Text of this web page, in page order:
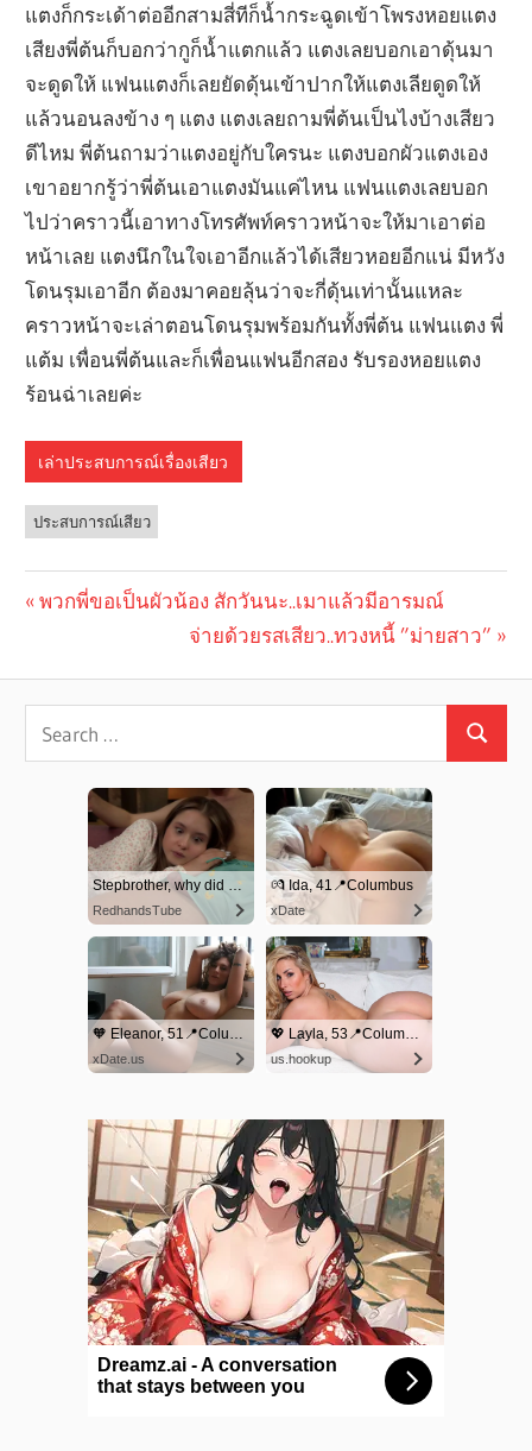
แตงก็กระเด้าต่ออีกสามสี่ทีก็น้ำกระฉูดเข้าโพรงหอยแตง
เสียงพี่ต้นก็บอกว่ากูก็น้ำแตกแล้ว แตงเลยบอกเอาดุ้นมา
จะดูดให้ แฟนแตงก็เลยยัดดุ้นเข้าปากให้แตงเลียดูดให้
แล้วนอนลงข้าง ๆ แตง แตงเลยถามพี่ต้นเป็นไงบ้างเสียว
ดีไหม พี่ต้นถามว่าแตงอยู่กับใครนะ แตงบอกผัวแตงเอง
เขาอยากรู้ว่าพี่ต้นเอาแตงมันแค่ไหน แฟนแตงเลยบอก
ไปว่าคราวนี้เอาทางโทรศัพท์คราวหน้าจะให้มาเอาต่อ
หน้าเลย แตงนึกในใจเอาอีกแล้วได้เสียวหอยอีกแน่ มีหวัง
โดนรุมเอาอีก ต้องมาคอยลุ้นว่าจะกี่ดุ้นเท่านั้นแหละ
คราวหน้าจะเล่าตอนโดนรุมพร้อมกันทั้งพี่ต้น แฟนแตง พี่
แต้ม เพื่อนพี่ต้นและก็เพื่อนแฟนอีกสอง รับรองหอยแตง
ร้อนฉ่าเลยค่ะ
เล่าประสบการณ์เรื่องเสียว
ประสบการณ์เสียว
navigation
Previous
พวกพี่ขอเป็นผัวน้อง สักวันนะ..เมาแล้วมีอารมณ์
Next
จ่ายด้วยรสเสียว..ทวงหนี้ ”ม่ายสาว”